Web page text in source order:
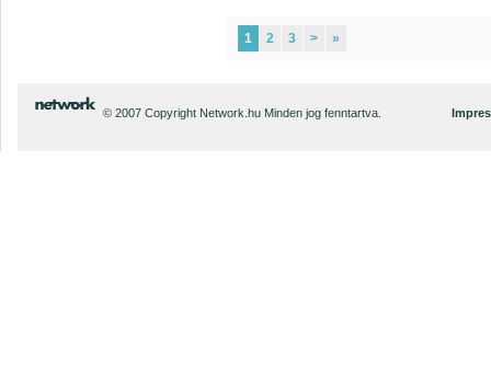
1 2 3 > »
© 2007 Copyright Network.hu Minden jog fenntartva.